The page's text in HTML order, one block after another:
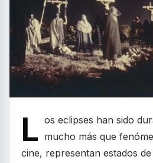
L os eclipses han sido
mucho más que
cine, representan estados